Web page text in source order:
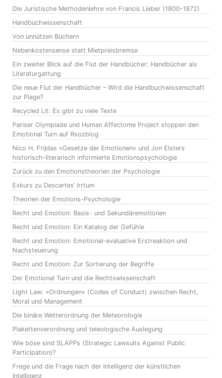
Die Juristische Methodenlehre von Francis Lieber (1800-1872)
Handbuchwissenschaft
Von unnützen Büchern
Nebenkostensense statt Mietpreisbremse
Ein zweiter Blick auf die Flut der Handbücher: Handbücher als
Literaturgattung
Die neue Flut der Handbücher – Wird die Handbuchwissenschaft
zur Plage?
Recycled Lit: Es gibt zu viele Texte
Pariser Olympiade und Human Affectome Project stoppen den
Emotional Turn auf Rsozblog
Nico H. Frijdas »Gesetze der Emotionen« und Jon Elsters
historisch-literarisch informierte Emotionspsychologie
Zurück zu den Emotionstheorien der Psychologie
Exkurs zu Descartes‘ Irrtum
Theorien der Emotions-Psychologie
Recht und Emotion: Basis- und Sekundäremotionen
Recht und Emotion: Ein Katalog der Gefühle
Recht und Emotion: Emotional-evaluative Erstreaktion und
Nachsteuerung
Recht und Emotion: Zur Sortierung der Begriffe
Der Emotional Turn und die Rechtswissenschaft
Light Law: »Ordnungen« (Codes of Conduct) zwischen Recht,
Moral und Management
Die binäre Wetterordnung der Meteorologie
Plakettenverordnung und teleologische Auslegung
Wie böse sind SLAPPs (Strategic Lawsuits Against Public
Participation)?
Frege und die Frage nach der Intelligenz der künstlichen
Intelligenz